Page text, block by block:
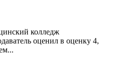
колледж
оценил в оценку 4,